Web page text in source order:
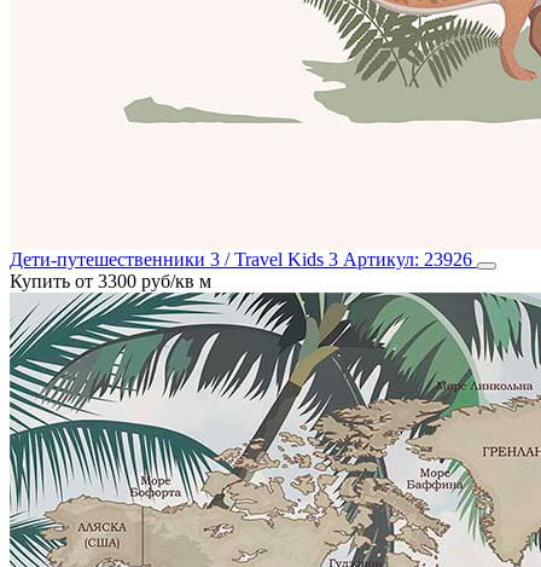
Дети-путешественники 3 / Travel Kids 3 Артикул: 23926
Купить от 3300 руб/кв м